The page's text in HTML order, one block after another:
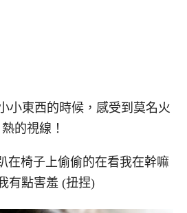
小東西的時候，感受到莫名火
熱的視線！
在椅子上偷偷的在看我在幹嘛
有點害羞 (扭捏)